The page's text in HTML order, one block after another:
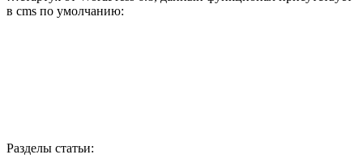
в cms по умолчанию:
Разделы статьи: